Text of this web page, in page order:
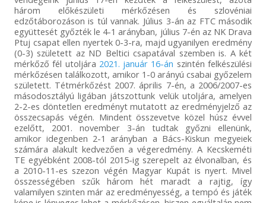
három előkészületi mérkőzésen és szlovéniai
edzőtáborozáson is túl vannak. Július 3-án az FTC második
együttesét győzték le 4-1 arányban, július 7-én az NK Drava
Ptuj csapat ellen nyertek 0-3-ra, majd ugyanilyen eredmény
(0-3) született az ND Beltici csapatával szemben is. A két
mérkőző fél utoljára 2021. január 16-án szintén felkészülési
mérkőzésen találkozott, amikor 1-0 arányú csabai győzelem
született. Tétmérkőzést 2007. április 7-én, a 2006/2007-es
másodosztályú ligában játszottunk velük utoljára, amelyen
2-2-es döntetlen eredményt mutatott az eredményjelző az
összecsapás végén. Mindent összevetve közel húsz évvel
ezelőtt, 2001. november 3-án tudtak győzni ellenünk,
amikor idegenben 2-1 arányban a Bács-Kiskun megyeiek
számára alakult kedvezően a végeredmény. A Kecskeméti
TE egyébként 2008-tól 2015-ig szerepelt az élvonalban, és
a 2010-11-es szezon végén Magyar Kupát is nyert. Mivel
összességében szűk három hét maradt a rajtig, így
valamilyen szinten már az eredményesség, a tempó és játék